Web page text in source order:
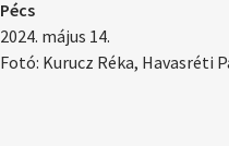
Pécs
2024. május 14.
Fotó: Kurucz Réka, Havasréti